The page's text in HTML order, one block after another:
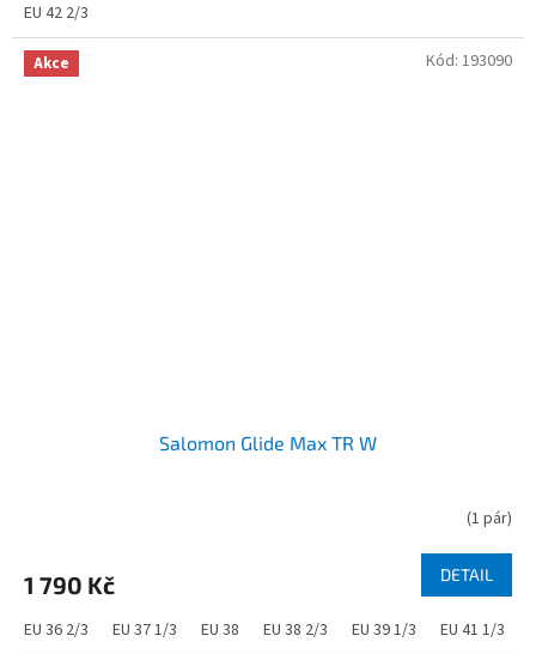
EU 42 2/3
Akce
Salomon Glide Max TR W
(1 pár)
1 790 Kč DETAIL
EU 36 2/3 EU 37 1/3 EU 38 EU 38 2/3 EU 39 1/3 EU 41 1/3
Kód: 193090